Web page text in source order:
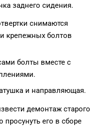
заднего сидения.
снимаются
крепежных болтов
болты вместе с
и направляющая.
демонтаж старого
просунуть его в сборе